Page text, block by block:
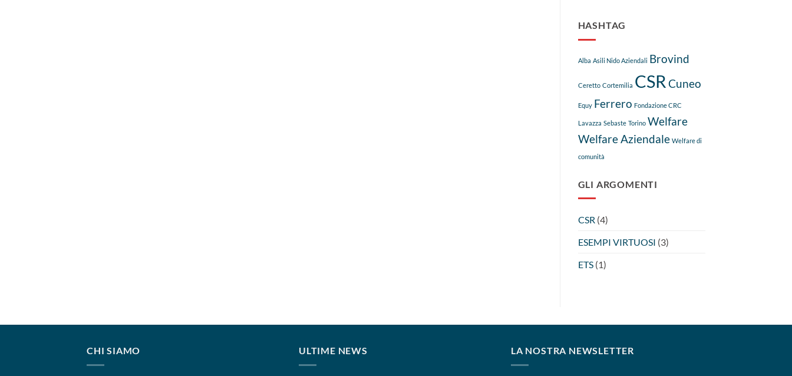
HASHTAG
Alba Asili Nido Aziendali Brovind
Ceretto Cortemilia CSR Cuneo
Equy Ferrero Fondazione CRC
Lavazza Sebaste Torino Welfare
Welfare Aziendale Welfare di
comunità
GLI ARGOMENTI
CSR (4)
ESEMPI VIRTUOSI (3)
ETS(1)
CHI SIAMO ULTIME NEWS LA NOSTRA NEWSLETTER